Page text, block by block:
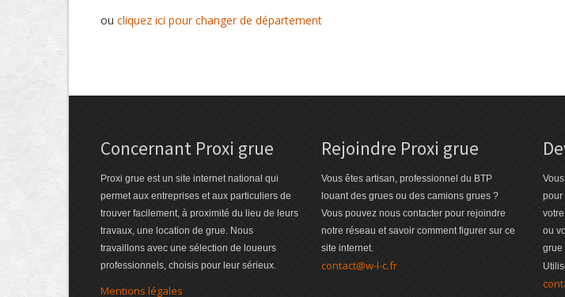
ou cliquez ici pour changer de département
Concernant Proxi grue
Proxi grue est un site internet national qui
permet aux entreprises et aux particuliers de
trouver facilement, à proximité du lieu de leurs
travaux, une location de grue. Nous
travaillons avec une sélection de loueurs
professionnels, choisis pour leur sérieux.
Mentions légales
Rejoindre Proxi grue
Vous êtes artisan, professionnel du BTP
louant des grues ou des camions grues ?
Vous pouvez nous contacter pour rejoindre
notre réseau et savoir comment figurer sur ce
site internet.
contact@w-l-c.fr
pour
ou
grue